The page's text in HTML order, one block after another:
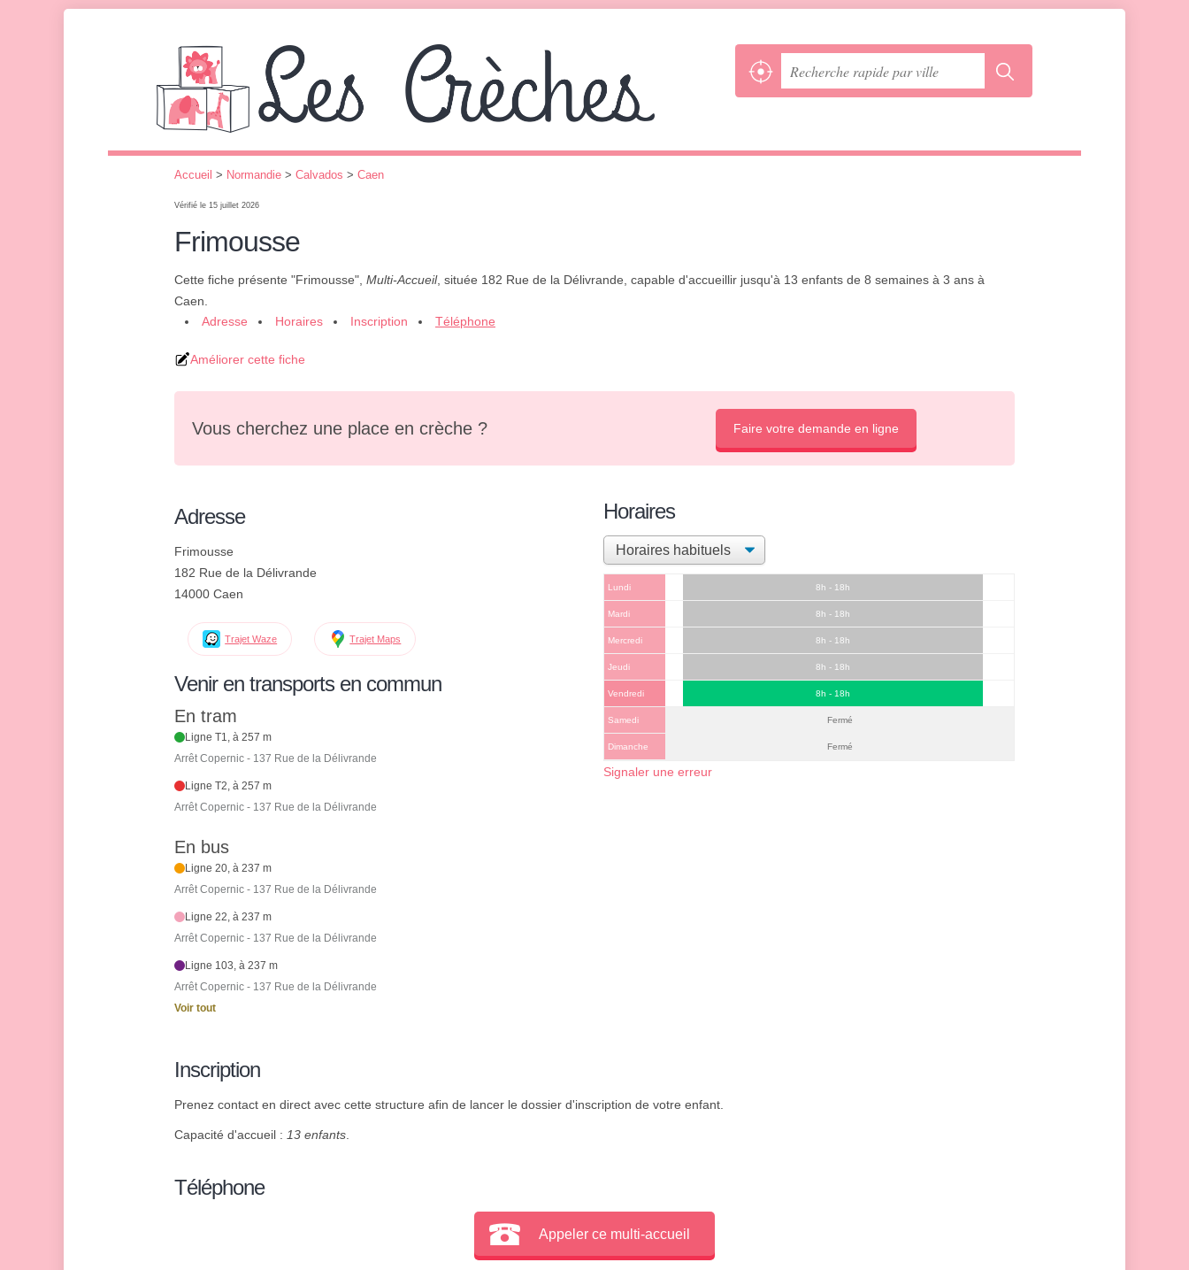
Accueil > Normandie > Calvados > Caen
Vérifié le 15 juillet 2026
Frimousse
Cette fiche présente "Frimousse", Multi-Accueil, située 182 Rue de la Délivrande, capable d'accueillir jusqu'à 13 enfants de 8 semaines à 3 ans à
Caen.
Adresse
Horaires Inscription Téléphone
Améliorer cette fiche
Vous cherchez une place en crèche ? Faire votre demande en ligne
Adresse
Frimousse
182 Rue de la Délivrande
14000 Caen
Trajet Waze Trajet Maps
Venir en transports en commun
En tram
Ligne T1, à 257 m
Arrêt Copernic - 137 Rue de la Délivrande
Ligne T2, à 257 m
Arrêt Copernic - 137 Rue de la Délivrande
En bus
Ligne 20, à 237 m
Arrêt Copernic - 137 Rue de la Délivrande
Ligne 22, à 237 m
Arrêt Copernic - 137 Rue de la Délivrande
Ligne 103, à 237 m
Arrêt Copernic - 137 Rue de la Délivrande
Voir tout
Horaires
Lundi 8h - 18h
Mardi 8h - 18h
Mercredi 8h - 18h
Jeudi 8h - 18h
Vendredi 8h - 18h
Samedi Fermé
Dimanche Fermé
Signaler une erreur
Inscription
Prenez contact en direct avec cette structure afin de lancer le dossier d'inscription de votre enfant.
Capacité d'accueil : 13 enfants.
Téléphone
Appeler ce multi-accueil